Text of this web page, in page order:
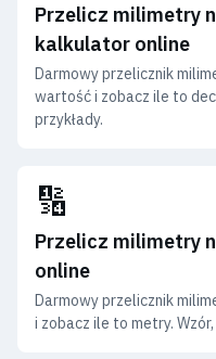
Przelicz milimetry
kalkulator online
Darmowy przelicznik
wartość i zobacz ile to
przykłady.
🔢
Przelicz milimetry
online
Darmowy przelicznik
i zobacz ile to metry.